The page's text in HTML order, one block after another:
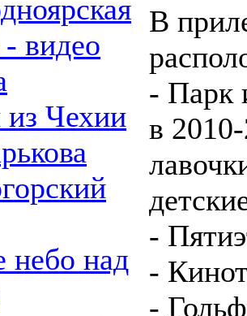
видео
Чехии
небо над
В
- Парк
в
-
-
-